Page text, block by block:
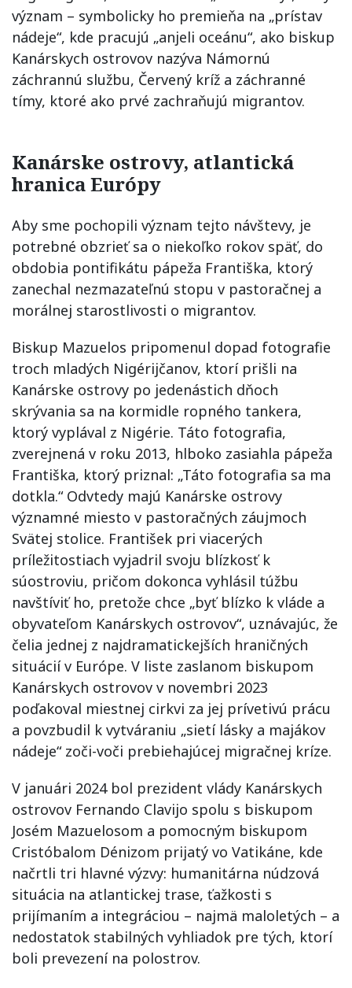
význam – symbolicky ho premieňa na „prístav
nádeje“, kde pracujú „anjeli oceánu“, ako biskup
Kanárskych ostrovov nazýva Námornú
záchrannú službu, Červený kríž a záchranné
tímy, ktoré ako prvé zachraňujú migrantov.
Kanárske ostrovy, atlantická
hranica Európy
Aby sme pochopili význam tejto návštevy, je
potrebné obzrieť sa o niekoľko rokov späť, do
obdobia pontifikátu pápeža Františka, ktorý
zanechal nezmazateľnú stopu v pastoračnej a
morálnej starostlivosti o migrantov.
Biskup Mazuelos pripomenul dopad fotografie
troch mladých Nigérijčanov, ktorí prišli na
Kanárske ostrovy po jedenástich dňoch
skrývania sa na kormidle ropného tankera,
ktorý vyplával z Nigérie. Táto fotografia,
zverejnená v roku 2013, hlboko zasiahla pápeža
Františka, ktorý priznal: „Táto fotografia sa ma
dotkla.“ Odvtedy majú Kanárske ostrovy
významné miesto v pastoračných záujmoch
Svätej stolice. František pri viacerých
príležitostiach vyjadril svoju blízkosť k
súostroviu, pričom dokonca vyhlásil túžbu
navštíviť ho, pretože chce „byť blízko k vláde a
obyvateľom Kanárskych ostrovov“, uznávajúc, že
čelia jednej z najdramatickejších hraničných
situácií v Európe. V liste zaslanom biskupom
Kanárskych ostrovov v novembri 2023
poďakoval miestnej cirkvi za jej prívetivú prácu
a povzbudil k vytváraniu „sietí lásky a majákov
nádeje“ zoči-voči prebiehajúcej migračnej kríze.
V januári 2024 bol prezident vlády Kanárskych
ostrovov Fernando Clavijo spolu s biskupom
Josém Mazuelosom a pomocným biskupom
Cristóbalom Dénizom prijatý vo Vatikáne, kde
načrtli tri hlavné výzvy: humanitárna núdzová
situácia na atlantickej trase, ťažkosti s
prijímaním a integráciou – najmä maloletých – a
nedostatok stabilných vyhliadok pre tých, ktorí
boli prevezení na polostrov.